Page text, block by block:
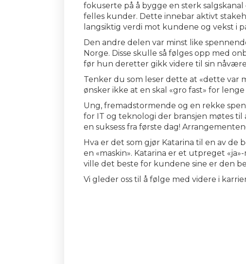
fokuserte på å bygge en sterk
felles kunder. Dette innebar aktivt
langsiktig verdi mot kundene og vekst i
Den andre delen var minst like
Norge. Disse skulle så følges opp med
før hun deretter gikk videre til sin
Tenker du som leser dette at «dette var
ønsker ikke at en skal «gro fast» for
Ung, fremadstormende og en rekke
for IT og teknologi der bransjen møtes
en suksess fra første dag!
Hva er det som gjør Katarina til en av
en «maskin». Katarina er et utpreget
ville det beste for kundene sine er den
Vi gleder oss til å følge med videre i